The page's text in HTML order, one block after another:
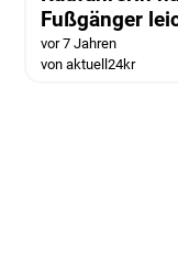
Fußgänger
vor 7 Jahren
von aktuell24kr